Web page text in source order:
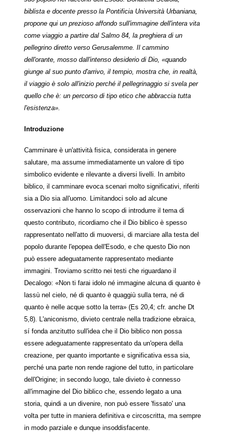
biblista e docente presso la Pontificia Università Urbaniana,
propone qui un prezioso affondo sull'immagine dell'intera vita
come viaggio a partire dal Salmo 84, la preghiera di un
pellegrino diretto verso Gerusalemme. Il cammino
dell'orante, mosso dall'intenso desiderio di Dio, «quando
giunge al suo punto d'arrivo, il tempio, mostra che, in realtà,
il viaggio è solo all'inizio perché il pellegrinaggio si svela per
quello che è: un percorso di tipo etico che abbraccia tutta
l'esistenza».
Introduzione
Camminare è un'attività fisica, considerata in genere
salutare, ma assume immediatamente un valore di tipo
simbolico evidente e rilevante a diversi livelli. In ambito
biblico, il camminare evoca scenari molto significativi, riferiti
sia a Dio sia all'uomo. Limitandoci solo ad alcune
osservazioni che hanno lo scopo di introdurre il tema di
questo contributo, ricordiamo che il Dio biblico è spesso
rappresentato nell'atto di muoversi, di marciare alla testa del
popolo durante l'epopea dell'Esodo, e che questo Dio non
può essere adeguatamente rappresentato mediante
immagini. Troviamo scritto nei testi che riguardano il
Decalogo: «Non ti farai idolo né immagine alcuna di quanto è
lassù nel cielo, né di quanto è quaggiù sulla terra, né di
quanto è nelle acque sotto la terra» (Es 20,4; cfr. anche Dt
5,8). L'aniconismo, divieto centrale nella tradizione ebraica,
sí fonda anzitutto sull'idea che il Dio biblico non possa
essere adeguatamente rappresentato da un'opera della
creazione, per quanto importante e significativa essa sia,
perché una parte non rende ragione del tutto, in particolare
dell'Origine; in secondo luogo, tale divieto è connesso
all'immagine del Dio biblico che, essendo legato a una
storia, quindi a un divenire, non può essere 'fissato' una
volta per tutte in maniera definitiva e circoscritta, ma sempre
in modo parziale e dunque insoddisfacente.